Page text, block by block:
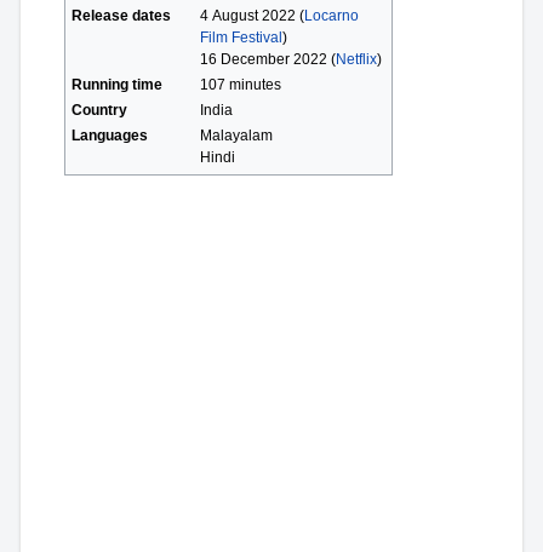
Release dates
4 August 2022 (Locarno
Film Festival)
16 December 2022 (Netflix)
Running time
107 minutes
Country
India
Languages
Malayalam
Hindi